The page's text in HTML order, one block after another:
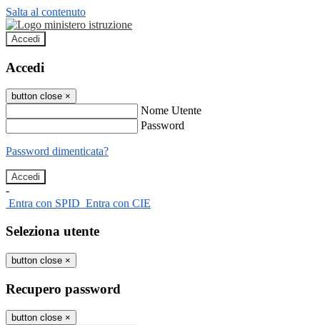
Salta al contenuto
Accedi
Accedi
button close ×
Nome Utente
Password
Password dimenticata?
-
Entra con SPID Entra con CIE
Seleziona utente
button close ×
Recupero password
button close ×